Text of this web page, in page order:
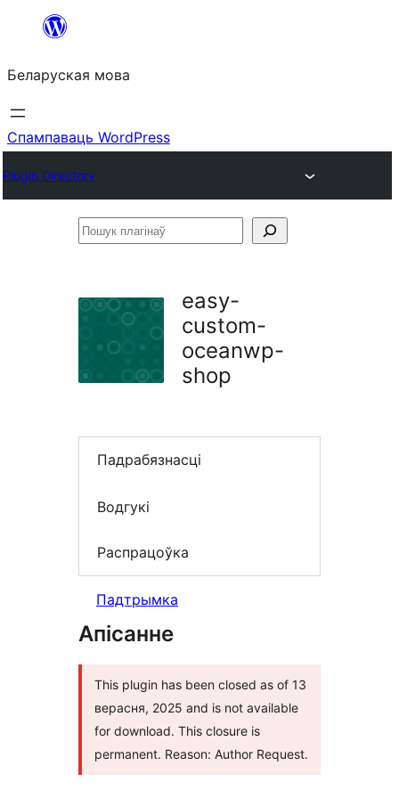
Перайсці
змесціва
Беларуская мова
Спампаваць WordPress
Plugin Directory
Пошук
easy-
custom-
oceanwp-
shop
Падрабязнасці
Водгукі
Распрацоўка
Падтрымка
Апісанне
This plugin has been closed as of 13
верасня, 2025 and is not available
for download. This closure is
permanent. Reason: Author Request.